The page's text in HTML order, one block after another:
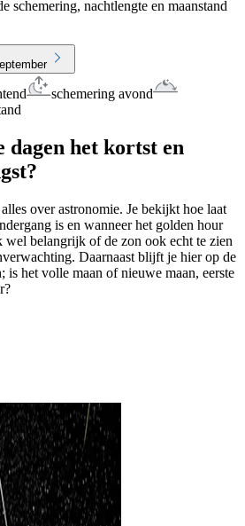
schemering, nachtlengte en maanstand
schemering avond
dagen het kortst en
over astronomie. Je bekijkt hoe laat
is en wanneer het golden hour
belangrijk of de zon ook echt te zien
Daarnaast blijft je hier op de
is het volle maan of nieuwe maan, eerste